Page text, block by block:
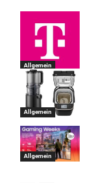
Allgemein
Allgemein
Allgemein